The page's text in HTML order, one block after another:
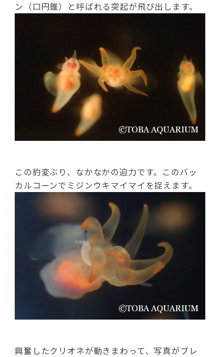
ン（口円錐）と呼ばれる突起が飛び出します。
この豹変ぶり、なかなかの迫力です。このバッ
カルコーンでミジンウキマイマイを捉えます。
興奮したクリオネが動きまわって、写真がブレ